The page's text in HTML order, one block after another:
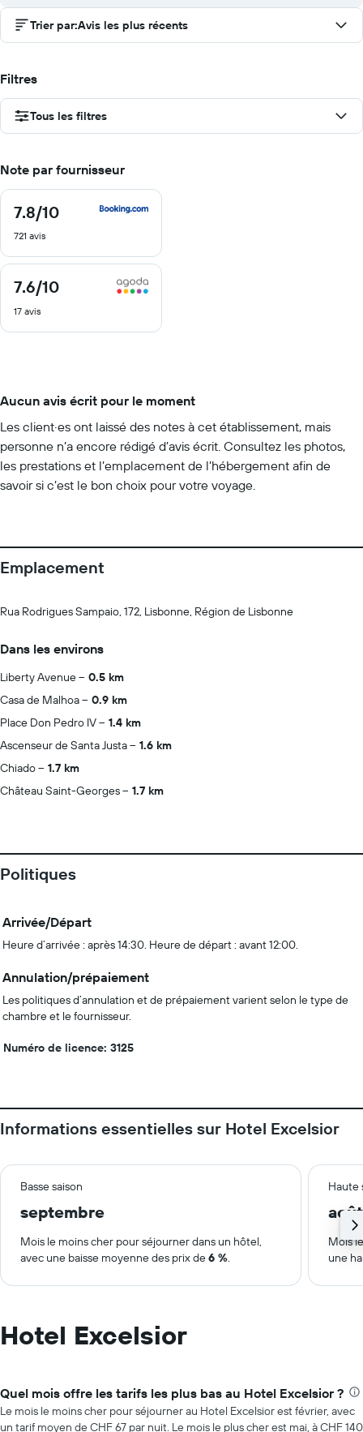
Trier par:Avis les plus récents
Filtres
Tous les filtres
Note par fournisseur
7.8/10
7.8
10
721 avis
7.6/10
7.6
10
17 avis
Aucun avis écrit pour le moment
Les client·es ont laissé des notes à cet établissement, mais
personne n’a encore rédigé d’avis écrit. Consultez les photos,
les prestations et l’emplacement de l’hébergement afin de
savoir si c’est le bon choix pour votre voyage.
Emplacement
Rua Rodrigues Sampaio, 172, Lisbonne, Région de Lisbonne
Dans les environs
Liberty Avenue
0.5 km
Casa de Malhoa
0.9 km
Place Don Pedro IV
1.4 km
Ascenseur de Santa Justa
1.6 km
Chiado
1.7 km
Château Saint-Georges
1.7 km
Politiques
Arrivée/Départ
Heure d’arrivée : après 14:30. Heure de départ : avant 12:00.
Annulation/prépaiement
Les politiques d’annulation et de prépaiement varient selon le type de
chambre et le fournisseur.
Numéro de licence: 3125
Informations essentielles sur Hotel Excelsior
Basse saison Haute
septembre août
Mois le moins cher pour séjourner dans un hôtel,
avec une baisse moyenne des prix de6 %.
Mois
une
Hotel Excelsior
Quel mois offre les tarifs les plus bas au Hotel Excelsior ?
Le mois le moins cher pour séjourner au Hotel Excelsior est février, avec
un tarif moyen de CHF 67 par nuit. Le mois le plus cher est mai, à CHF 140